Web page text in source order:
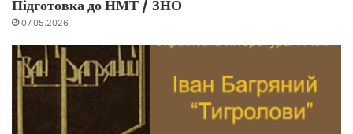
Підготовка до НМТ / ЗНО
07.05.2026